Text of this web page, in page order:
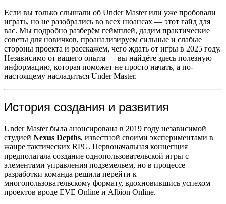
Если вы только слышали об Under Master или уже пробовали
играть, но не разобрались во всех нюансах — этот гайд для
вас. Мы подробно разберём геймплей, дадим практические
советы для новичков, проанализируем сильные и слабые
стороны проекта и расскажем, чего ждать от игры в 2025 году.
Независимо от вашего опыта — вы найдёте здесь полезную
информацию, которая поможет не просто начать, а по-
настоящему насладиться Under Master.
История создания и развития
Under Master была анонсирована в 2019 году независимой
студией Nexus Depths, известной своими экспериментами в
жанре тактических RPG. Первоначальная концепция
предполагала создание однопользовательской игры с
элементами управления подземельем, но в процессе
разработки команда решила перейти к
многопользовательскому формату, вдохновившись успехом
проектов вроде EVE Online и Albion Online.